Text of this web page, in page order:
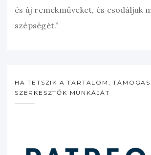
és új remekműveket, és csodáljuk
szépségét.”
HA TETSZIK A TARTALOM,
SZERKESZTŐK MUNKÁJÁT